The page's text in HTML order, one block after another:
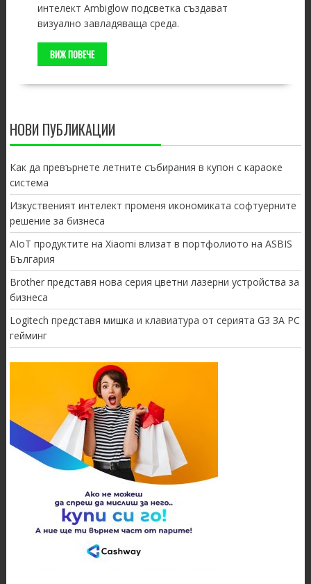
интелект Ambiglow подсветка създават
визуално завладяваща среда.
ВИЖ ПОВЕЧЕ
НОВИ ПУБЛИКАЦИИ
Как да превърнете летните събирания в купон с караоке
система
Изкуственият интелект променя икономиката софтуерните
решение за бизнеса
AIoT продуктите на Xiaomi влизат в портфолиото на ASBIS
България
Brother представя нова серия цветни лазерни устройства за
бизнеса
Logitech представя мишка и клавиатура от серията G3 ЗА PC
гейминг